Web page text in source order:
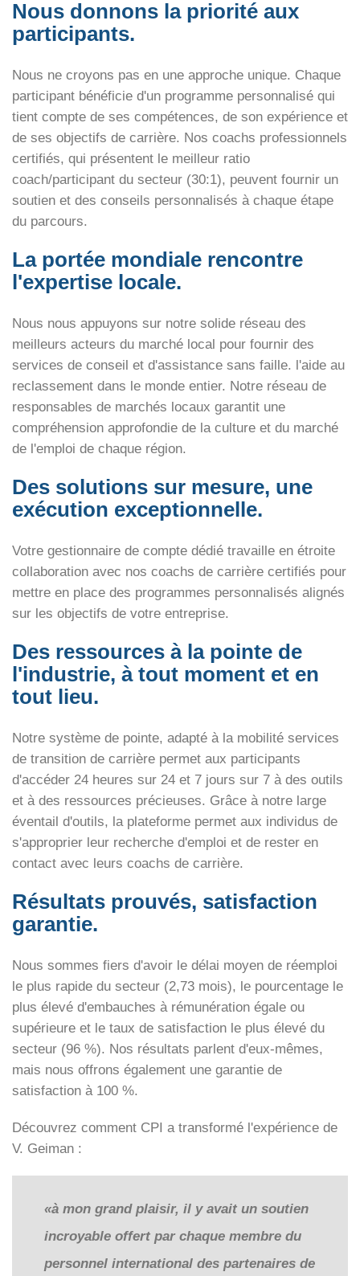
Nous donnons la priorité aux
participants.
Nous ne croyons pas en une approche unique. Chaque
participant bénéficie d'un programme personnalisé qui
tient compte de ses compétences, de son expérience et
de ses objectifs de carrière. Nos coachs professionnels
certifiés, qui présentent le meilleur ratio
coach/participant du secteur (30:1), peuvent fournir un
soutien et des conseils personnalisés à chaque étape
du parcours.
La portée mondiale rencontre
l'expertise locale.
Nous nous appuyons sur notre solide réseau des
meilleurs acteurs du marché local pour fournir des
services de conseil et d'assistance sans faille. l'aide au
reclassement dans le monde entier. Notre réseau de
responsables de marchés locaux garantit une
compréhension approfondie de la culture et du marché
de l'emploi de chaque région.
Des solutions sur mesure, une
exécution exceptionnelle.
Votre gestionnaire de compte dédié travaille en étroite
collaboration avec nos coachs de carrière certifiés pour
mettre en place des programmes personnalisés alignés
sur les objectifs de votre entreprise.
Des ressources à la pointe de
l'industrie, à tout moment et en
tout lieu.
Notre système de pointe, adapté à la mobilité services
de transition de carrière permet aux participants
d'accéder 24 heures sur 24 et 7 jours sur 7 à des outils
et à des ressources précieuses. Grâce à notre large
éventail d'outils, la plateforme permet aux individus de
s'approprier leur recherche d'emploi et de rester en
contact avec leurs coachs de carrière.
Résultats prouvés, satisfaction
garantie.
Nous sommes fiers d'avoir le délai moyen de réemploi
le plus rapide du secteur (2,73 mois), le pourcentage le
plus élevé d'embauches à rémunération égale ou
supérieure et le taux de satisfaction le plus élevé du
secteur (96 %). Nos résultats parlent d'eux-mêmes,
mais nous offrons également une garantie de
satisfaction à 100 %.
Découvrez comment CPI a transformé l'expérience de
V. Geiman :
«à mon grand plaisir, il y avait un soutien
incroyable offert par chaque membre du
personnel international des partenaires de